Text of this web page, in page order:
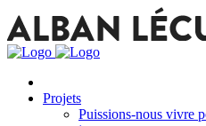
Projets
Puissions-nous vivre